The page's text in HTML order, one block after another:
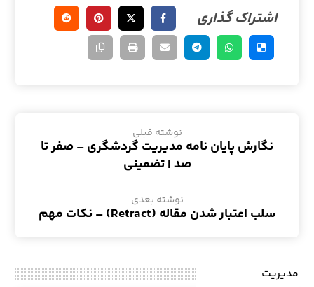
نوشته قبلی
نگارش پایان نامه مدیریت گردشگری – صفر تا
صد | تضمینی
نوشته بعدی
سلب اعتبار شدن مقاله (Retract) – نکات مهم
مدیریت